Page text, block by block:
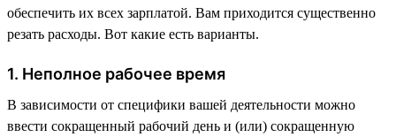
обеспечить их всех зарплатой. Вам приходится существенно
резать расходы. Вот какие есть варианты.
1. Неполное рабочее время
В зависимости от специфики вашей деятельности можно
ввести сокращенный рабочий день и (или) сокращенную